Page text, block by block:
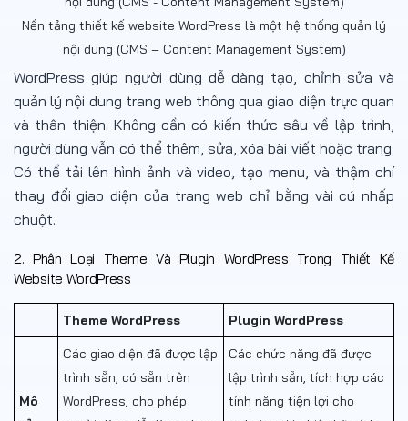
Nền tảng thiết kế website WordPress là một hệ thống quản lý
nội dung (CMS – Content Management System)
WordPress giúp người dùng dễ dàng tạo, chỉnh sửa và
quản lý nội dung trang web thông qua giao diện trực quan
và thân thiện. Không cần có kiến thức sâu về lập trình,
người dùng vẫn có thể thêm, sửa, xóa bài viết hoặc trang.
Có thể tải lên hình ảnh và video, tạo menu, và thậm chí
thay đổi giao diện của trang web chỉ bằng vài cú nhấp
chuột.
2. Phân Loại Theme Và Plugin WordPress Trong Thiết Kế
Website WordPress
Theme WordPress Plugin WordPress
Mô
Các giao diện đã được lập
trình sẵn, có sẵn trên
WordPress, cho phép
Các chức năng đã được
lập trình sẵn, tích hợp các
tính năng tiện lợi cho